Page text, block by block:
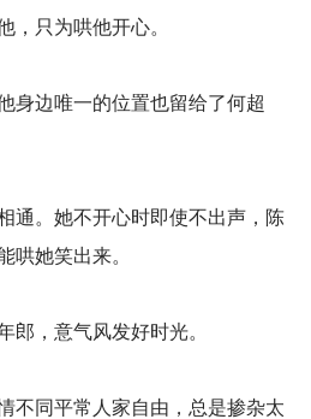
，只为哄他开心。
身边唯一的位置也留给了何超
通。她不开心时即使不出声，陈
哄她笑出来。
郎，意气风发好时光。
不同平常人家自由，总是掺杂太